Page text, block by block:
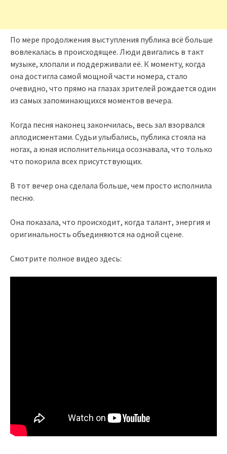
По мере продолжения выступления публика всё больше
вовлекалась в происходящее. Люди двигались в такт
музыке, хлопали и поддерживали её. К моменту, когда
она достигла самой мощной части номера, стало
очевидно, что прямо на глазах зрителей рождается один
из самых запоминающихся моментов вечера.
Когда песня наконец закончилась, весь зал взорвался
аплодисментами. Судьи улыбались, публика стояла на
ногах, а юная исполнительница осознавала, что только
что покорила всех присутствующих.
В тот вечер она сделала больше, чем просто исполнила
песню.
Она показала, что происходит, когда талант, энергия и
оригинальность объединяются на одной сцене.
Смотрите полное видео здесь: